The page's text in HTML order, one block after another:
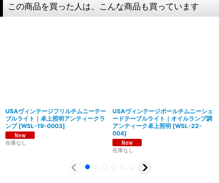
この商品を買った人は、こんな商品も買っています
USAヴィンテージフリルチムニーテー
ブルライト｜卓上照明アンティークラ
ンプ [WSL-19-0003]
在庫なし
USAヴィンテージボールチムニーシェ
ードテーブルライト｜オイルランプ調
アンティーク卓上照明 [WSL-22-
004]
在庫なし